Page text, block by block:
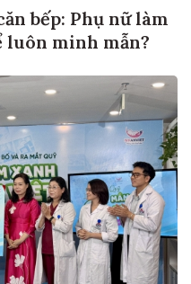
bếp: Phụ nữ làm
luôn minh mẫn?